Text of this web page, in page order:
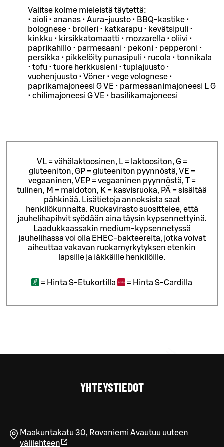
Valitse kolme mieleistä täytettä:
• aioli • ananas • Aura-juusto • BBQ-kastike •
bolognese • broileri • katkarapu • kevätsipuli •
kinkku • kirsikkatomaatti • mozzarella • oliivi •
paprikahillo • parmesaani • pekoni • pepperoni •
persikka • pikkelöity punasipuli • rucola • tonnikala
• tofu • tuore herkkusieni • tuplajuusto •
vuohenjuusto • Vöner • vege volognese •
paprikamajoneesi G VE • parmesaanimajoneesi L G
• chilimajoneesi G VE • basilikamajoneesi
VL = vähälaktoosinen, L = laktoositon, G =
gluteeniton, GP = gluteeniton pyynnöstä, VE =
vegaaninen, VEP = vegaaninen pyynnöstä, T =
tulinen, M = maidoton, K = kasvisruoka, PÄ = sisältää
pähkinää. Lisätietoja annoksista saat
henkilökunnalta. Ruokavirasto suosittelee, että
jauhelihapihvit syödään aina täysin kypsennettyinä.
Laadukkaassakin medium-kypsennetyssä
jauhelihassa voi olla EHEC-bakteereita, jotka voivat
aiheuttaa vakavan ruokamyrkytyksen etenkin
lapsille ja iäkkäille henkilöille.
= Hinta S-Etukortilla = Hinta S-Cardilla
YHTEYSTIEDOT
Maakuntakatu 30, Rovaniemi Avautuu uuteen
välilehteen